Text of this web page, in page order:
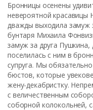
Бронницы осенены
невероятной красавицы
дважды выходила замуж
бунтаря Михаила
замуж за друга
поселилась с ним в
супруга. Мы
бюстов, которые
жену-декабристку.
с величественным
соборной колокольней,